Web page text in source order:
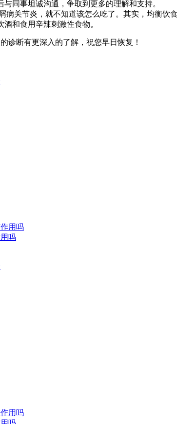
同事坦诚沟通，争取到更多的理解和支持。
病关节炎，就不知道该怎么吃了。其实，均衡饮
和食用辛辣刺激性食物。
诊断有更深入的了解，祝您早日恢复！
吗